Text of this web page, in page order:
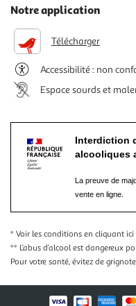
Notre application
Télécharger
Accessibilité : non
Espace sourds et
Interdiction
alcooliques
La preuve de
vente en ligne.
* Voir les conditions en cliquant ici
** L’abus d’alcool est dangereux
Pour votre santé, évitez de